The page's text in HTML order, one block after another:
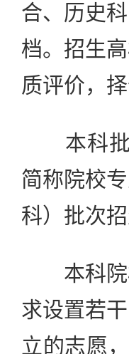
合、历史
档。招生
质评价，择
本科批
简称院校
科）批次
本科院
求设置若
立的志愿